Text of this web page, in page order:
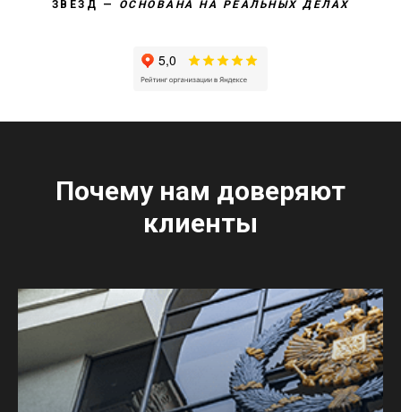
ЗВЕЗД —
ОСНОВАНА НА РЕАЛЬНЫХ ДЕЛАХ
Почему нам доверяют
клиенты